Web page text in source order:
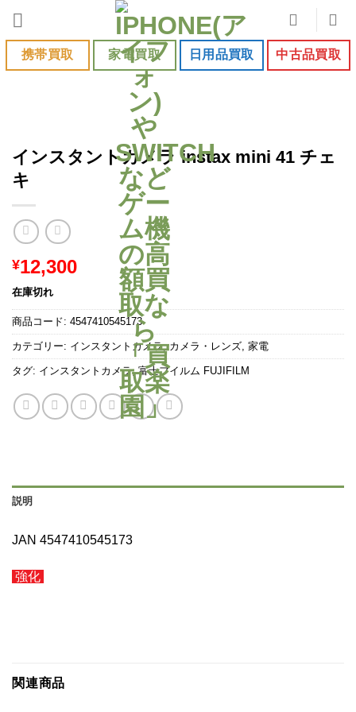
content携帯買取 家電買取 日用品買取 中古品買取
インスタントカメラ instax mini 41 チェ
キ
¥12,300
在庫切れ
商品コード: 4547410545173
カテゴリー: インスタントカメラ,カメラ・レンズ 家電
タグ: インスタントカメラ,富士フイルム FUJIFILM
説明
JAN 4547410545173
強化
関連商品